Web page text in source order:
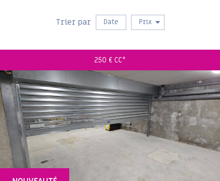
Location
RECHERCHER
+ de critères
Trier par Date Prix
250 € CC*